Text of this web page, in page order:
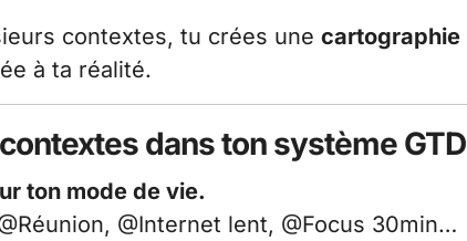
contextes, tu crées une cartographie
à ta réalité.
dans ton système GTD
ton mode de vie.
@Internet lent, @Focus 30min…